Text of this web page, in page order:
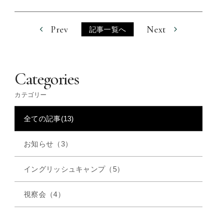
Prev 記事一覧へ Next
Categories
カテゴリー
全ての記事(13)
お知らせ（3）
イングリッシュキャンプ（5）
視察会（4）